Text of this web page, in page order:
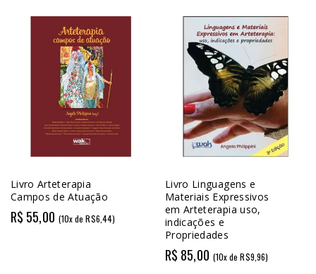
Livro Arteterapia
Campos de Atuação
R$ 55,00 (10x de R$6,44)
Livro Linguagens e
Materiais Expressivos
em Arteterapia uso,
indicações e
Propriedades
R$ 85,00 (10x de R$9,96)